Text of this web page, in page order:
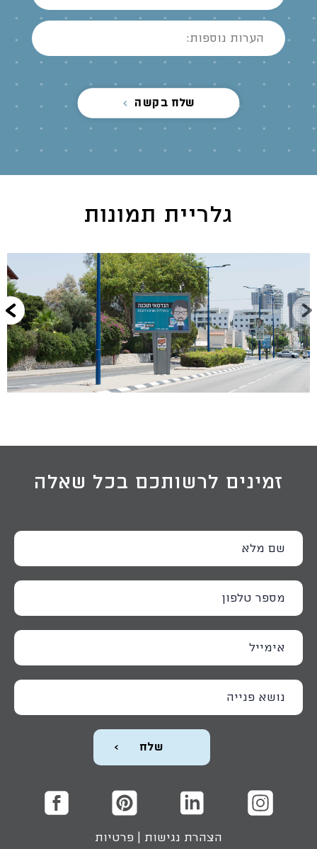
שלח בקשה
גלריית תמונות
זמינים לרשותכם בכל שאלה
הצהרת נגישות פרטיות